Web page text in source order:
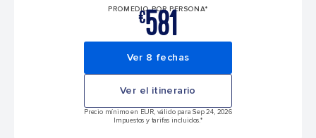
PROMEDIO POR PERSONA*
€581
Ver 8 fechas
Ver el itinerario
Precio mínimo en EUR, válido para Sep 24, 2026
Impuestos y tarifas incluidos.*